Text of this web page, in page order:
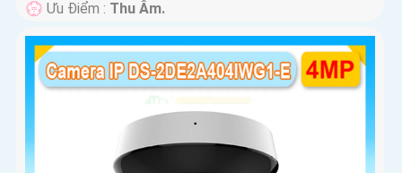
️💮 Ưu Điểm : Thu Âm.